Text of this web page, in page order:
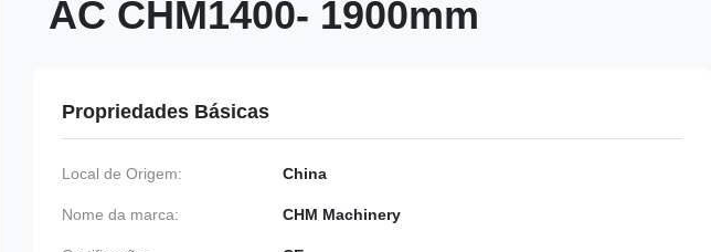
AC CHM1400- 1900mm
Propriedades Básicas
Local de Origem: China
Nome da marca: CHM Machinery